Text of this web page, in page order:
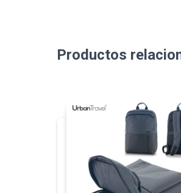
Productos